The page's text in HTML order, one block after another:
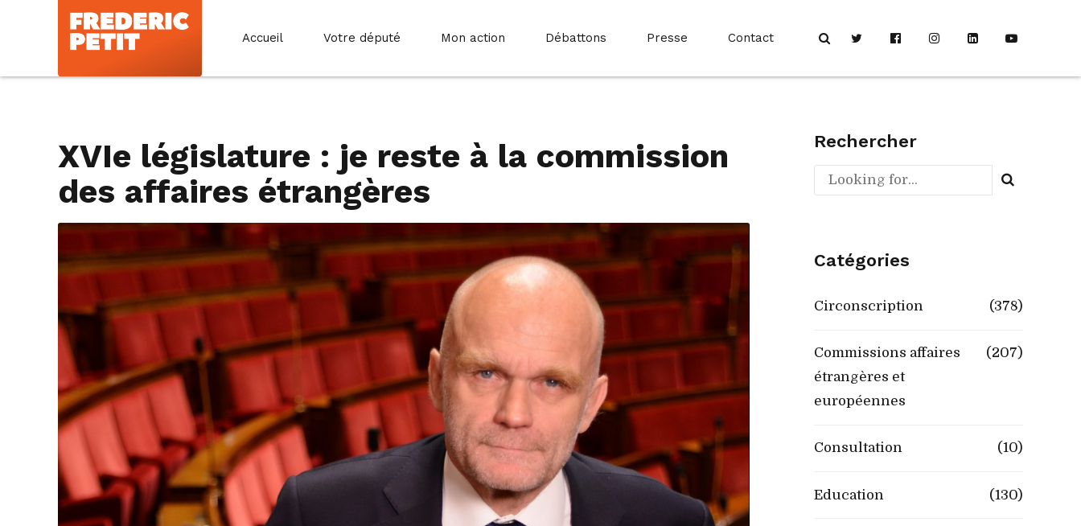
Accueil Votre député Mon action Débattons Presse Contact
XVIe législature : je reste à la commission
des affaires étrangères
Rechercher
Catégories
Circonscription (378)
Commissions affaires
étrangères et
européennes
(207)
Consultation (10)
Education (130)